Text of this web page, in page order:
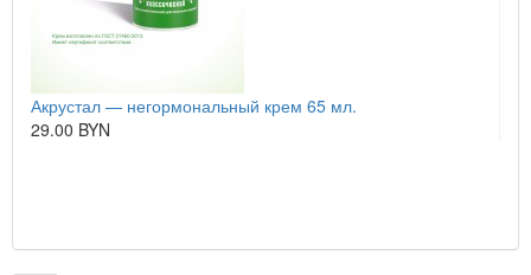
Акрустал — негормональный крем 65 мл.
29.00 BYN